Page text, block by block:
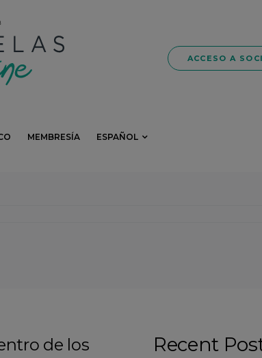
ACCESO A
MEMBRESÍA ESPAÑOL
de los
Recent